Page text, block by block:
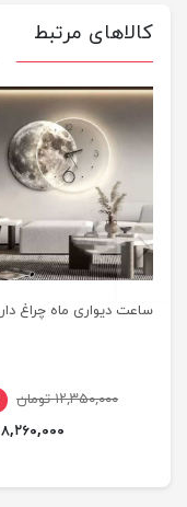
کالاهای مرتبط
ساعت دیواری ماه چراغ دار
۱۲,۳۵۰,۰۰۰ تومان
۸,۲۶۰,۰۰۰ تومان
previus